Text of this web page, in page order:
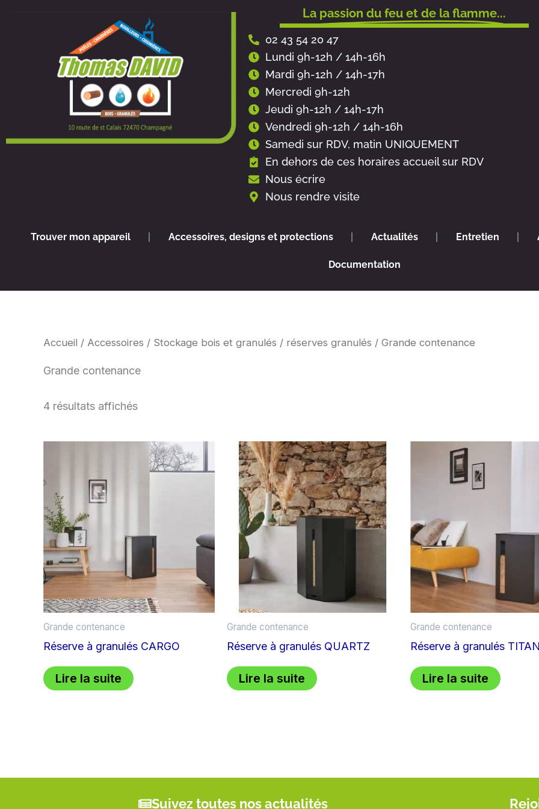
La passion du feu et de la flamme...
02 43 54 20 47
Lundi 9h-12h / 14h-16h
Mardi 9h-12h / 14h-17h
Mercredi 9h-12h
Jeudi 9h-12h / 14h-17h
Vendredi 9h-12h / 14h-16h
Samedi sur RDV, matin UNIQUEMENT
En dehors de ces horaires accueil sur RDV
Nous écrire
Nous rendre visite
Trouver mon appareil Accessoires, designs et protections Actualités Entretien
Documentation
Accueil / Accessoires / Stockage bois et granulés / réserves granulés / Grande contenance
Grande contenance
4 résultats affichés
Grande contenance
Réserve à granulés CARGO
Lire la suite
Grande contenance
Réserve à granulés QUARTZ
Lire la suite
Grande contenance
Réserve à granulés
Lire la suite
Suivez toutes nos actualités